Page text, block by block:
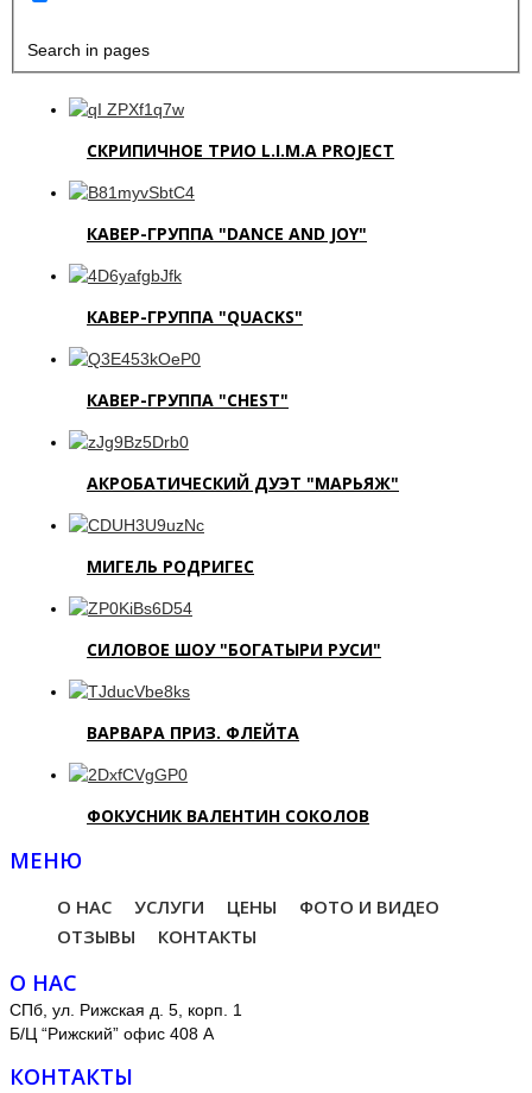
Search in pages
СКРИПИЧНОЕ ТРИО L.I.M.A PROJECT
КАВЕР-ГРУППА "DANCE AND JOY"
КАВЕР-ГРУППА "QUACKS"
КАВЕР-ГРУППА "CHEST"
АКРОБАТИЧЕСКИЙ ДУЭТ "МАРЬЯЖ"
МИГЕЛЬ РОДРИГЕС
СИЛОВОЕ ШОУ "БОГАТЫРИ РУСИ"
ВАРВАРА ПРИЗ. ФЛЕЙТА
ФОКУСНИК ВАЛЕНТИН СОКОЛОВ
МЕНЮ
О НАС УСЛУГИ ЦЕНЫ
ФОТО И ВИДЕО
ОТЗЫВЫ
КОНТАКТЫ
О НАС
СПб, ул. Рижская д. 5, корп. 1
Б/Ц “Рижский” офис 408 А
КОНТАКТЫ